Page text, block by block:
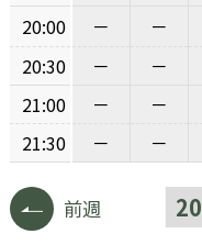
20:00 － －
20:30 － －
21:00
－ －
21:30
－ －
前週